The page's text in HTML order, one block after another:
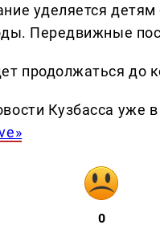
уделяется
Передвижные
продолжаться до
Кузбасса уже
0